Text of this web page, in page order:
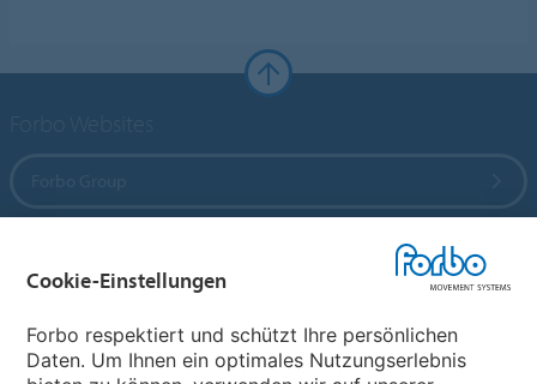
Cookie-Einstellungen
Forbo respektiert und schützt Ihre persönlichen
Daten. Um Ihnen ein optimales Nutzungserlebnis